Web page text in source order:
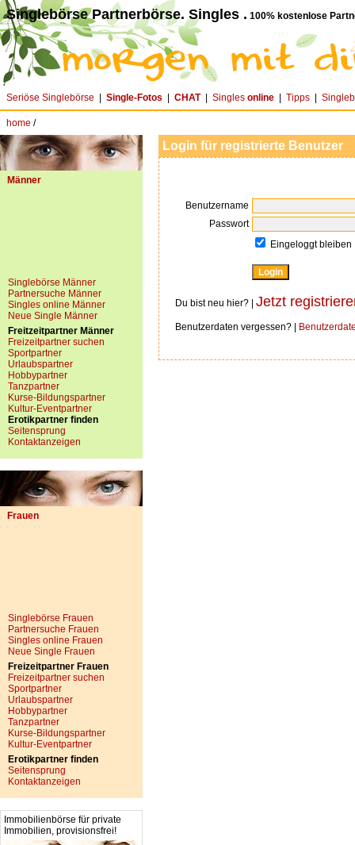
Singlebörse Partnerbörse. Singles . 100% kostenlose
Seriöse Singlebörse Single-Fotos CHAT| Singles online Tipps
home /
Männer
Singlebörse Männer
Partnersuche Männer
Singles online Männer
Neue Single Männer
Freitzeitpartner Männer
Freizeitpartner suchen
Sportpartner
Urlaubspartner
Hobbypartner
Tanzpartner
Kurse-Bildungspartner
Kultur-Eventpartner
Erotikpartner finden
Seitensprung
Kontaktanzeigen
Frauen
Singlebörse Frauen
Partnersuche Frauen
Singles online Frauen
Neue Single Frauen
Freizeitpartner Frauen
Freizeitpartner suchen
Sportpartner
Urlaubspartner
Hobbypartner
Tanzpartner
Kurse-Bildungspartner
Kultur-Eventpartner
Erotikpartner finden
Seitensprung
Kontaktanzeigen
Immobilienbörse für private
Immobilien, provisionsfrei!
Login für registrierte Benutzer
Benutzername
Passwort
Eingeloggt bleiben
Du bist neu hier? | Jetzt
Benutzerdaten vergessen? |